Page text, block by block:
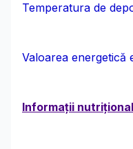
Temperatura de
Valoarea energetică
Informații